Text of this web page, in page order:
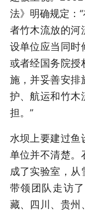
法》明确规定：
者竹木流放的河
设单位应当同时
或者经国务院授
施，并妥善安排
护、航运和竹木
担。”
水坝上要建过鱼
单位并不清楚。
成了实验室，
带领团队走访
藏、四川、贵州